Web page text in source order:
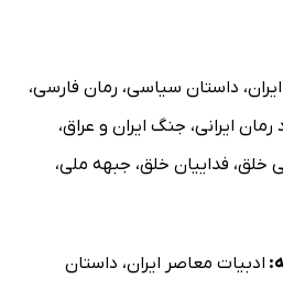
، داستان سیاسی، رمان فارسی،
رمان ایرانی، جنگ ایران و عراق،
خلق، فداییان خلق، جبهه ملی،
ادبیات معاصر ایران، داستان